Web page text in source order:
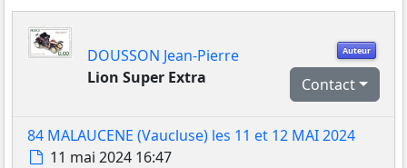
Auteur
DOUSSON Jean-Pierre
Lion Super Extra
Contact
84 MALAUCENE (Vaucluse) les 11 et 12 MAI 2024
Message
11 mai 2024 16:47